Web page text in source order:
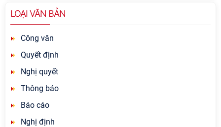
LOẠI VĂN BẢN
Công văn
Quyết định
Nghị quyết
Thông báo
Báo cáo
Nghị định